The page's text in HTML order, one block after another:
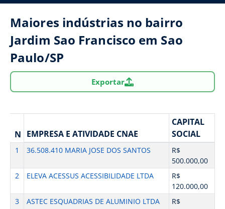
Maiores indústrias no bairro
Jardim Sao Francisco em Sao
Paulo/SP
Exportar
N EMPRESA E ATIVIDADE CNAE
CAPITAL
SOCIAL
1 36.508.410 MARIA JOSE DOS SANTOS
R$
500.000,00
2
ELEVA ACESSUS ACESSIBILIDADE LTDA
R$
120.000,00
3
ASTEC ESQUADRIAS DE ALUMINIO LTDA
R$